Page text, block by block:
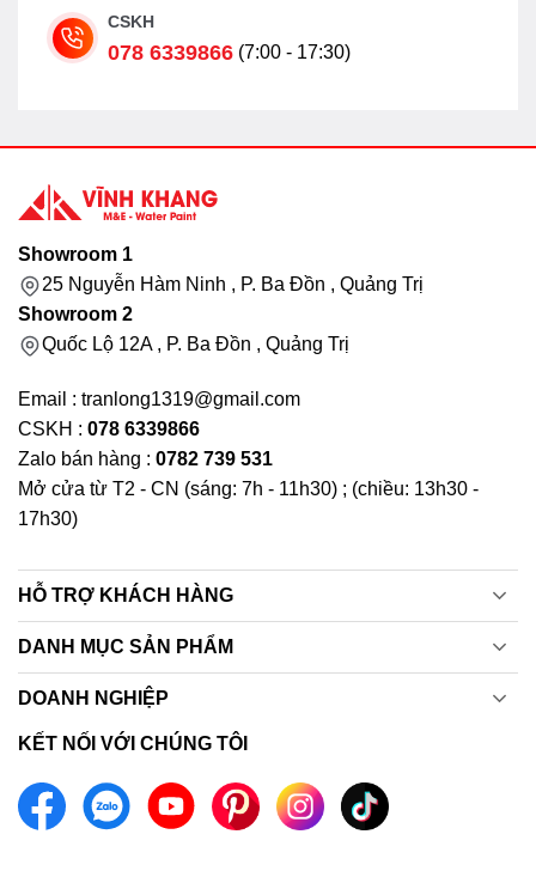
CSKH
078 6339866 (7:00 - 17:30)
Showroom 1
25 Nguyễn Hàm Ninh , P. Ba Đồn , Quảng Trị
Showroom 2
Quốc Lộ 12A , P. Ba Đồn , Quảng Trị
Email : tranlong1319@gmail.com
CSKH : 078 6339866
Zalo bán hàng : 0782 739 531
Mở cửa từ T2 - CN (sáng: 7h - 11h30) ; (chiều: 13h30 -
17h30)
HỖ TRỢ KHÁCH HÀNG
DANH MỤC SẢN PHẨM
DOANH NGHIỆP
KẾT NỐI VỚI CHÚNG TÔI